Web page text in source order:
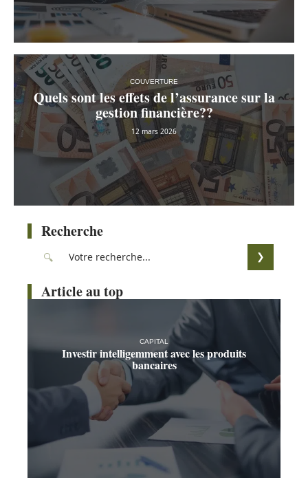
COUVERTURE
Quels sont les effets de l’assurance sur la
gestion financière??
12 mars 2026
Recherche
Article au top
CAPITAL
Investir intelligemment avec les produits
bancaires